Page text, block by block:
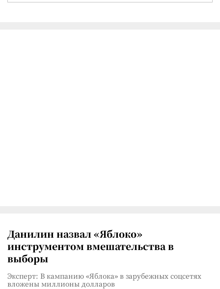
Данилин назвал «Яблоко»
инструментом вмешательства в
выборы
Эксперт: В кампанию «Яблока» в зарубежных соцсетях
вложены миллионы долларов